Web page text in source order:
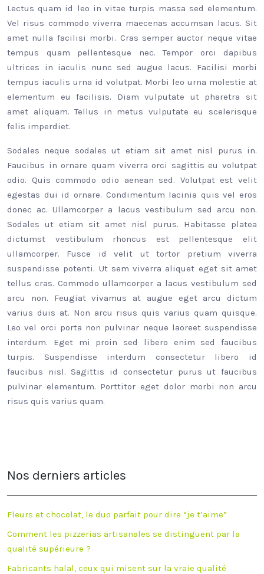
Lectus quam id leo in vitae turpis massa sed elementum.
Vel risus commodo viverra maecenas accumsan lacus. Sit
amet nulla facilisi morbi. Cras semper auctor neque vitae
tempus quam pellentesque nec. Tempor orci dapibus
ultrices in iaculis nunc sed augue lacus. Facilisi morbi
tempus iaculis urna id volutpat. Morbi leo urna molestie at
elementum eu facilisis. Diam vulputate ut pharetra sit
amet aliquam. Tellus in metus vulputate eu scelerisque
felis imperdiet.
Sodales neque sodales ut etiam sit amet nisl purus in.
Faucibus in ornare quam viverra orci sagittis eu volutpat
odio. Quis commodo odio aenean sed. Volutpat est velit
egestas dui id ornare. Condimentum lacinia quis vel eros
donec ac. Ullamcorper a lacus vestibulum sed arcu non.
Sodales ut etiam sit amet nisl purus. Habitasse platea
dictumst vestibulum rhoncus est pellentesque elit
ullamcorper. Fusce id velit ut tortor pretium viverra
suspendisse potenti. Ut sem viverra aliquet eget sit amet
tellus cras. Commodo ullamcorper a lacus vestibulum sed
arcu non. Feugiat vivamus at augue eget arcu dictum
varius duis at. Non arcu risus quis varius quam quisque.
Leo vel orci porta non pulvinar neque laoreet suspendisse
interdum. Eget mi proin sed libero enim sed faucibus
turpis. Suspendisse interdum consectetur libero id
faucibus nisl. Sagittis id consectetur purus ut faucibus
pulvinar elementum. Porttitor eget dolor morbi non arcu
risus quis varius quam.
Nos derniers articles
Fleurs et chocolat, le duo parfait pour dire “je t’aime”
Comment les pizzerias artisanales se distinguent par la
qualité supérieure ?
Fabricants halal, ceux qui misent sur la vraie qualité